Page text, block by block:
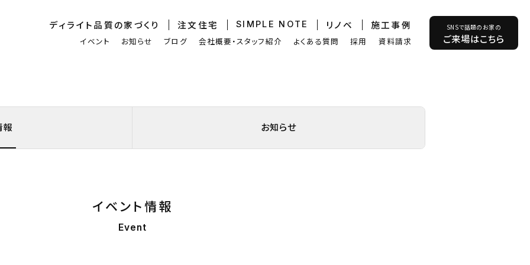
ディライト品質の家づくり 注文住宅 SIMPLE NOTE リノベ 施工事例
イベント お知らせ ブログ 会社概要・スタッフ紹介 よくある質問 採用 資料請求
SNSで話題のお家の
ご来場はこちら
報 お知らせ
イベント情報
Event